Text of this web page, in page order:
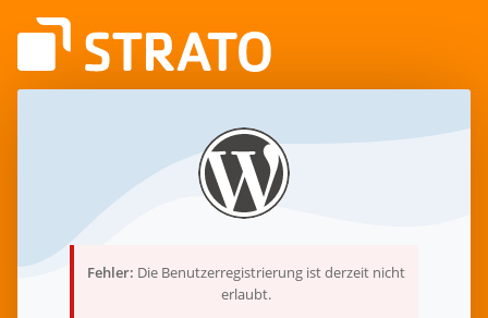
Fehler: Die Benutzerregistrierung ist derzeit nicht
erlaubt.